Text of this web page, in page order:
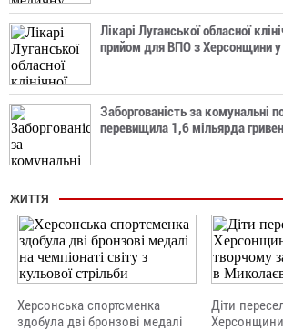
Лікарі Луганської обласної
прийом для ВПО з Херсонщини у
Заборгованість за комунальні
перевищила 1,6 мільярда
ЖИТТЯ
Херсонська спортсменка
здобула дві бронзові медалі
Діти
Херсонщини